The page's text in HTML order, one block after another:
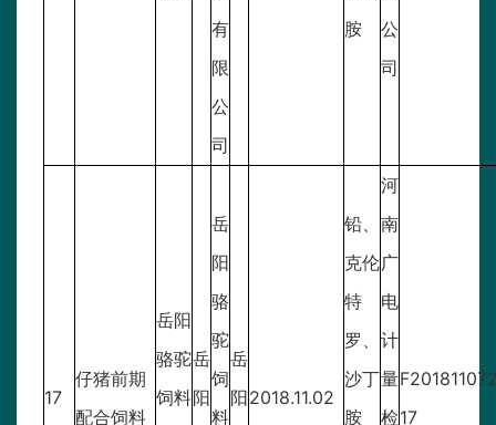
有
限
公
司
胺
公
司
17
仔猪前期
配合饲料
岳阳
骆驼
饲料
岳
阳
岳
阳
骆
驼
饲
料
岳
阳2018.11.02
铅、
克伦
特
罗、
沙丁
胺
河
南
广
电
计
量
检17